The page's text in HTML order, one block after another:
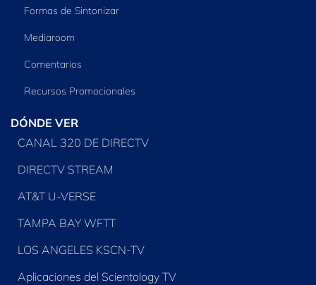
Formas de Sintonizar
Mediaroom
Comentarios
Recursos Promocionales
DÓNDE VER
CANAL 320 DE DIRECTV
DIRECTV STREAM
AT&T U-VERSE
TAMPA BAY WFTT
LOS ANGELES KSCN-TV
Aplicaciones del Scientology TV